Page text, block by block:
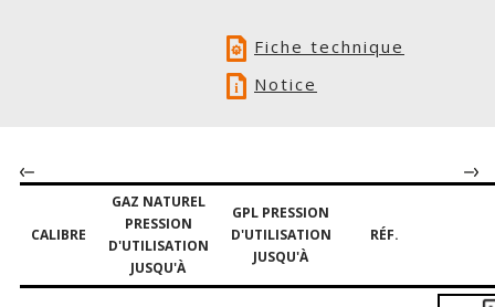
Fiche technique
Notice
CALIBRE
GAZ NATUREL
PRESSION
D'UTILISATION
JUSQU'À
GPL PRESSION
D'UTILISATION
JUSQU'À
RÉF.